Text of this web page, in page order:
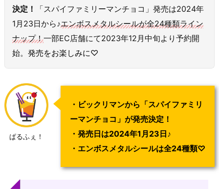
決定！
「スパイファミリーマンチョコ」発売は2024年
1月23日から♪エンボスメタルシールが全24種類ライン
ナップ！一部EC店舗にて2023年12月中旬より予約開
始。 発売をお楽しみに♡
ぱるふぇ！
・ビックリマンから「スパイファミリ
ーマンチョコ」が発売決定！
・発売日は2024年1月23日♪
・エンボスメタルシールは全24種類♡